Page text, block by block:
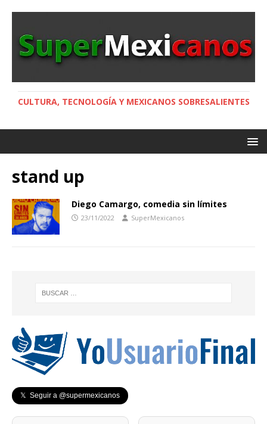
CULTURA, TECNOLOGÍA Y MEXICANOS SOBRESALIENTES
stand up
Diego Camargo, comedia sin límites
23/11/2022 SuperMexicanos
𝕏 Seguir a @supermexicanos